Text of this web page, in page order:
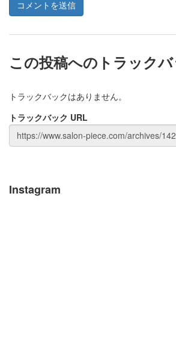
この投稿へのトラックバ
トラックバックはありません。
トラックバック URL
Instagram